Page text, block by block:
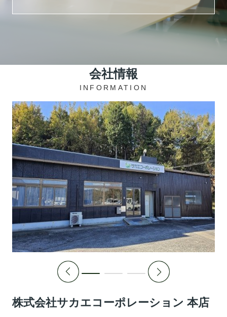
会社情報
INFORMATION
株式会社サカエコーポレーション 本店